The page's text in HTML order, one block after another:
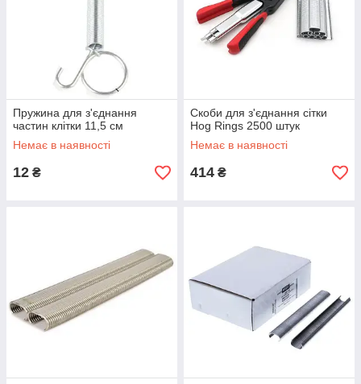
Пружина для з'єднання
частин клітки 11,5 см
Немає в наявності
12 ₴
Скоби для з'єднання сітки
Hog Rings 2500 штук
Немає в наявності
414 ₴